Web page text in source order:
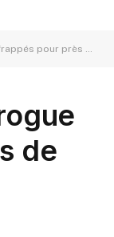
près de 500 000$
de